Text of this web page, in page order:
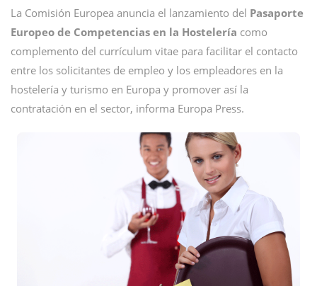
La Comisión Europea anuncia el lanzamiento del Pasaporte
Europeo de Competencias en la Hostelería como
complemento del currículum vitae para facilitar el contacto
entre los solicitantes de empleo y los empleadores en la
hostelería y turismo en Europa y promover así la
contratación en el sector, informa Europa Press.